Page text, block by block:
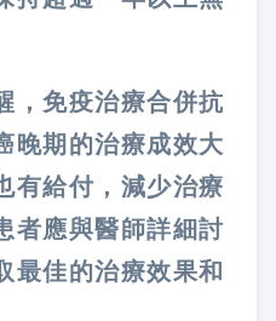
，免疫治療合併抗
晚期的治療成效大
有給付，減少治療
者應與醫師詳細討
最佳的治療效果和